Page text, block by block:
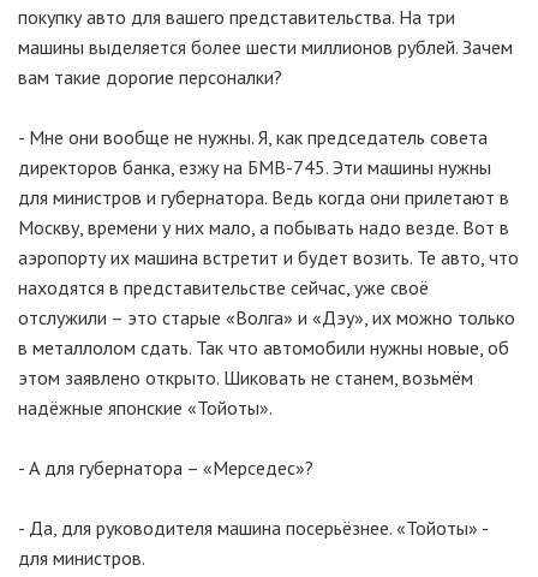
покупку авто для вашего представительства. На три
машины выделяется более шести миллионов рублей. Зачем
вам такие дорогие персоналки?
- Мне они вообще не нужны. Я, как председатель совета
директоров банка, езжу на БМВ-745. Эти машины нужны
для министров и губернатора. Ведь когда они прилетают в
Москву, времени у них мало, а побывать надо везде. Вот в
аэропорту их машина встретит и будет возить. Те авто, что
находятся в представительстве сейчас, уже своё
отслужили – это старые «Волга» и «Дэу», их можно только
в металлолом сдать. Так что автомобили нужны новые, об
этом заявлено открыто. Шиковать не станем, возьмём
надёжные японские «Тойоты».
- А для губернатора – «Мерседес»?
- Да, для руководителя машина посерьёзнее. «Тойоты» -
для министров.